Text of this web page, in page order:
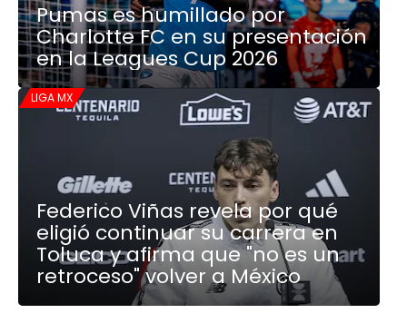
Pumas es humillado por
Charlotte FC en su presentación
en la Leagues Cup 2026
LIGA MX
Federico Viñas revela por qué
eligió continuar su carrera en
Toluca y afirma que "no es un
retroceso" volver a México